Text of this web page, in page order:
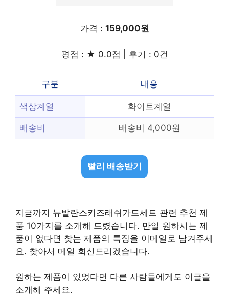
가격 : 159,000원
평점 : ★ 0.0점 | 후기 : 0건
구분 내용
색상계열 화이트계열
배송비 배송비 4,000원
빨리 배송받기
지금까지 뉴발란스키즈래쉬가드세트 관련 추천 제
품 10가지를 소개해 드렸습니다. 만일 원하시는 제
품이 없다면 찾는 제품의 특징을 이메일로 남겨주세
요. 찾아서 메일 회신드리겠습니다.
원하는 제품이 있었다면 다른 사람들에게도 이글을
소개해 주세요.